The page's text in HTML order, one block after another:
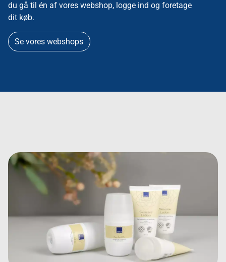
du gå til én af vores webshop, logge ind og foretage
dit køb.
Se vores webshops